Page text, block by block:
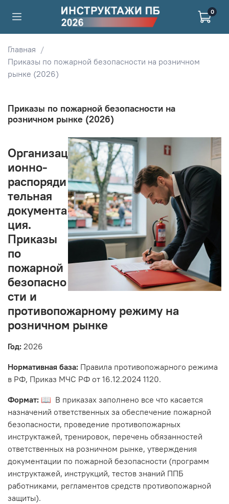
0
Главная
Приказы по пожарной безопасности на розничном
рынке (2026)
Приказы по пожарной безопасности на
розничном рынке (2026)
Организац
ионно-
распоряди
тельная
документа
ция.
Приказы
по
пожарной
безопасно
сти и
противопожарному режиму на
розничном рынке
Год: 2026
Нормативная база: Правила противопожарного режима
в РФ, Приказ МЧС РФ от 16.12.2024 1120.
Формат: 📖 В приказах заполнено все что касается
назначений ответственных за обеспечение пожарной
безопасности, проведение противопожарных
инструктажей, тренировок, перечень обязанностей
ответственных на розничном рынке, утверждения
документации по пожарной безопасности (программ
инструктажей, инструкций, тестов знаний ППБ
работниками, регламентов средств противопожарной
защиты).